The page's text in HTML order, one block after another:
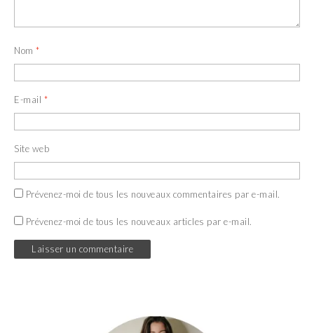
Nom *
E-mail *
Site web
Prévenez-moi de tous les nouveaux commentaires par e-mail.
Prévenez-moi de tous les nouveaux articles par e-mail.